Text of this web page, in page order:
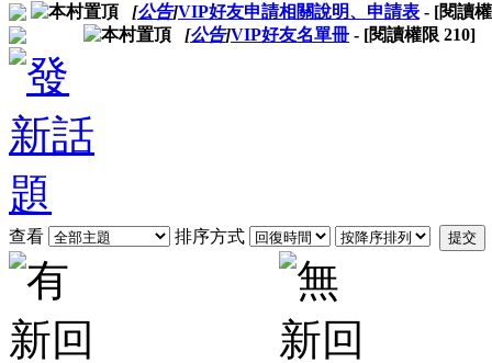
[公告]VIP好友申請相關說明、申請表 - [閱讀
[公告]VIP好友名單冊 - [閱讀權限 210]
查看 排序方式 提交